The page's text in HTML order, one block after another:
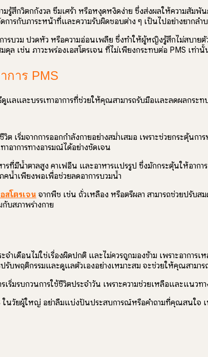
มรู้สึกวิตกกังวล ซึมเศร้า หรือหงุดหงิดง่าย ซึ่งส่งผลให้ความสั
ารกับภาระหน้าที่และความรับผิดชอบต่าง ๆ เป็นไปอย่างยากลำ
การบวม ปวดหัว หรือความอ่อนเพลีย ซึ่งทำให้ผู้หญิงรู้สึกไม่สบ
ดุล เช่น ภาวะพร่องเอสโตรเจน ที่ไม่เพียงกระทบต่อ PMS เ
การ PMS
แลและบรรเทาอาการที่ช่วยให้คุณสามารถรับมือและลดผลกระ
เริ่มจากการออกกำลังกายอย่างสม่ำเสมอ เพราะช่วยกระตุ้นก
าอาการทางอารมณ์ได้อย่างชัดเจน
ที่มีน้ำตาลสูง คาเฟอีน และอาหารแปรรูป ซึ่งมักกระตุ้นให้อา
น้ำเพียงพอเพื่อช่วยลดอาการบวมน้ำ
สโตรเจน จากพืช เช่น ถั่วเหลือง หรือตรีผลา สามารถช่วยปรับส
บสภาพร่างกาย
ำเดือนไม่ใช่เรื่องผิดปกติ และไม่ควรถูกมองข้าม เพราะอากา
บพฤติกรรมและดูแลตัวเองอย่างเหมาะสม จะช่วยให้คุณสามาร
รเริ่มรบกวนการใช้ชีวิตประจำวัน เพราะความช่วยเหลือและแ
ในวัยผู้ใหญ่ อย่าลืมแบ่งปันประสบการณ์หรือคำถามที่คุณสน